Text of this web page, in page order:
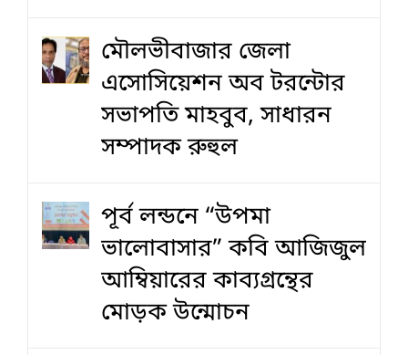
মৌলভীবাজার জেলা
এসোসিয়েশন অব টরন্টোর
সভাপতি মাহবুব, সাধারন
সম্পাদক রুহুল
পূর্ব লন্ডনে “উপমা
ভালোবাসার” কবি আজিজুল
আম্বিয়ারের কাব্যগ্রন্থের
মোড়ক উন্মোচন